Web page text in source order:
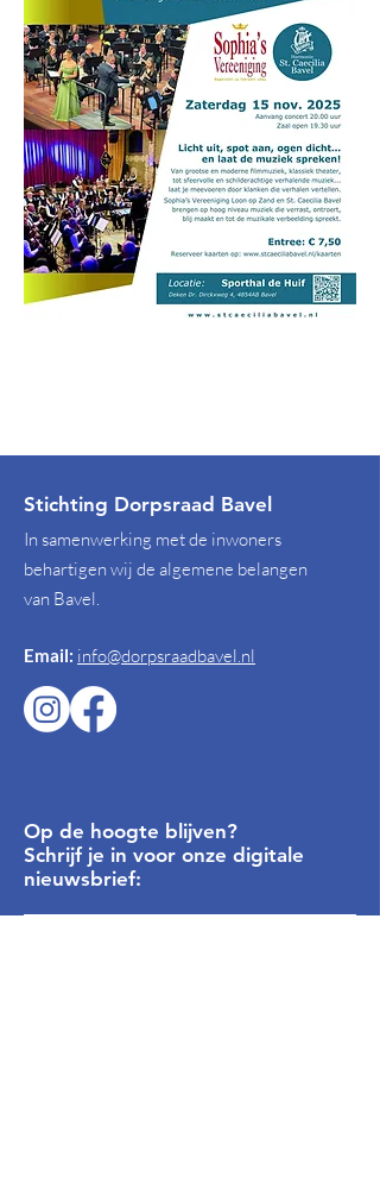
Stichting Dorpsraad Bavel
In samenwerking met de inwoners
behartigen wij de algemene belangen
van Bavel.
Email: info@dorpsraadbavel.nl
Op de hoogte blijven?
Schrijf je in voor onze digitale
nieuwsbrief: